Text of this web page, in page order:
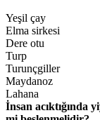
Yeşil çay
Elma sirkesi
Dere otu
Turp
Turunçgiller
Maydanoz
Lahana
İnsan acıktığında